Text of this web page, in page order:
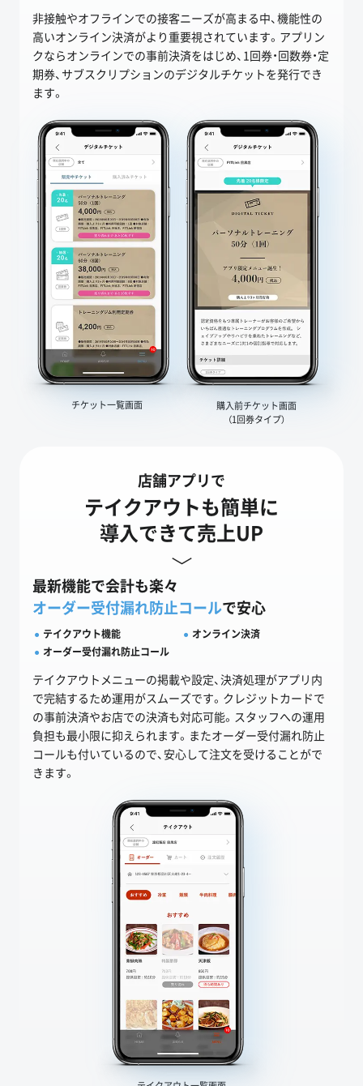
非接触やオフラインでの接客ニーズが高まる中、機能性の
高いオンライン決済がより重要視されています。アプリン
クならオンラインでの事前決済をはじめ、1回券・回数券・定
期券、サブスクリプションのデジタルチケットを発行でき
ます。
チケット一覧画面
購入前チケット画面
（1回券タイプ）
店舗アプリで
テイクアウトも簡単に
導入できて売上UP
最新機能で会計も楽々
オーダー受付漏れ防止コールで安心
テイクアウト機能
オンライン決済
オーダー受付漏れ防止コール
テイクアウトメニューの掲載や設定、決済処理がアプリ内
で完結するため運用がスムーズです。クレジットカードで
の事前決済やお店での決済も対応可能。スタッフへの運用
負担も最小限に抑えられます。またオーダー受付漏れ防止
コールも付いているので、安心して注文を受けることがで
きます。